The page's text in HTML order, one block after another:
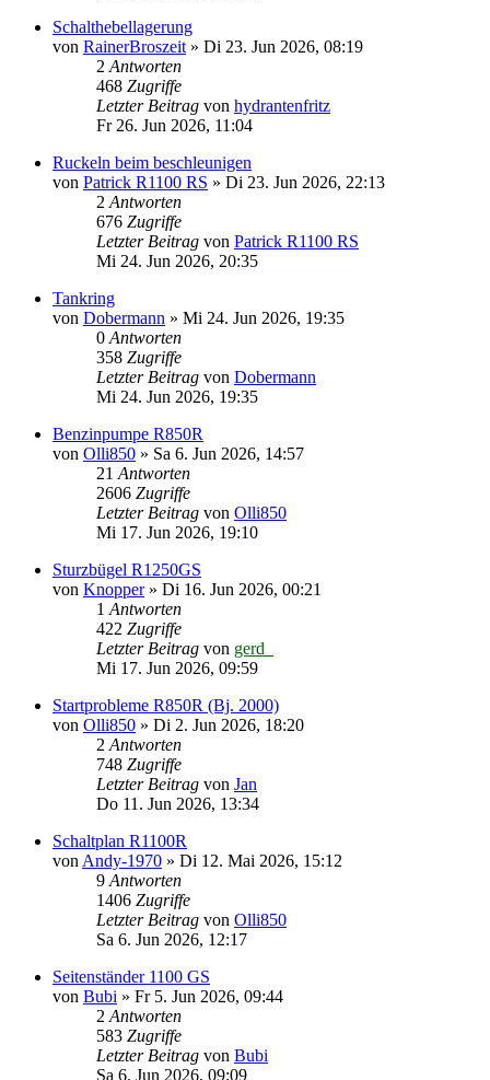
Schalthebellagerung
von RainerBroszeit » Di 23. Jun 2026, 08:19
2 Antworten
468 Zugriffe
Letzter Beitrag von hydrantenfritz
Fr 26. Jun 2026, 11:04
Ruckeln beim beschleunigen
von Patrick R1100 RS » Di 23. Jun 2026, 22:13
2 Antworten
676 Zugriffe
Letzter Beitrag von Patrick R1100 RS
Mi 24. Jun 2026, 20:35
Tankring
von Dobermann » Mi 24. Jun 2026, 19:35
0 Antworten
358 Zugriffe
Letzter Beitrag von Dobermann
Mi 24. Jun 2026, 19:35
Benzinpumpe R850R
von Olli850 » Sa 6. Jun 2026, 14:57
21 Antworten
2606 Zugriffe
Letzter Beitrag von Olli850
Mi 17. Jun 2026, 19:10
Sturzbügel R1250GS
von Knopper» Di 16. Jun 2026, 00:21
1 Antworten
422 Zugriffe
Letzter Beitrag von gerd_
Mi 17. Jun 2026, 09:59
Startprobleme R850R (Bj. 2000)
von Olli850 » Di 2. Jun 2026, 18:20
2 Antworten
748 Zugriffe
Letzter Beitrag von Jan
Do 11. Jun 2026, 13:34
Schaltplan R1100R
von Andy-1970 » Di 12. Mai 2026, 15:12
9 Antworten
1406 Zugriffe
Letzter Beitrag von Olli850
Sa 6. Jun 2026, 12:17
Seitenständer 1100 GS
von Bubi » Fr 5. Jun 2026, 09:44
2 Antworten
583 Zugriffe
Letzter Beitrag von Bubi
Sa 6. Jun 2026, 09:09